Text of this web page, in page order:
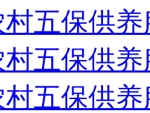
五保供
五保供
五保供